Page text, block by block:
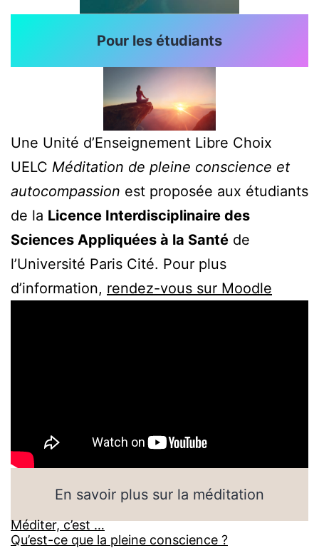
Pour les étudiants
Une Unité d’Enseignement Libre Choix
UELC Méditation de pleine conscience et
autocompassion est proposée aux étudiants
de la Licence Interdisciplinaire des
Sciences Appliquées à la Santé de
l’Université Paris Cité. Pour plus
d’information, rendez-vous sur Moodle
En savoir plus sur la méditation
Méditer, c’est …
Qu’est-ce que la pleine conscience ?